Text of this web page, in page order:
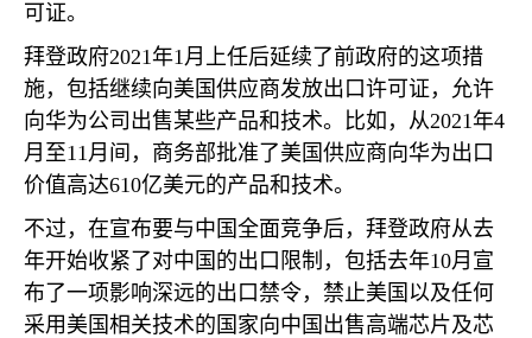
可证。
拜登政府2021年1月上任后延续了前政府的这项措
施，包括继续向美国供应商发放出口许可证，允许
向华为公司出售某些产品和技术。比如，从2021年4
月至11月间，商务部批准了美国供应商向华为出口
价值高达610亿美元的产品和技术。
不过，在宣布要与中国全面竞争后，拜登政府从去
年开始收紧了对中国的出口限制，包括去年10月宣
布了一项影响深远的出口禁令，禁止美国以及任何
采用美国相关技术的国家向中国出售高端芯片及芯